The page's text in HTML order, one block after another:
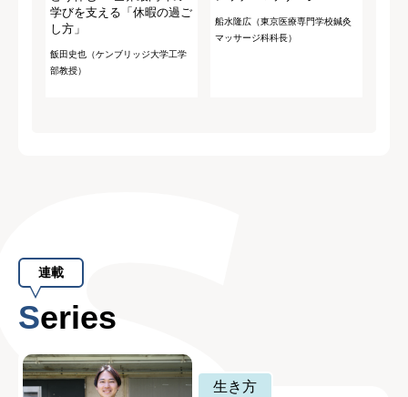
学びを支える「休暇の過ご
し方」
飯田史也（ケンブリッジ大学工学
部教授）
船水隆広（東京医療専門学校鍼灸
マッサージ科科長）
連載
Series
生き方